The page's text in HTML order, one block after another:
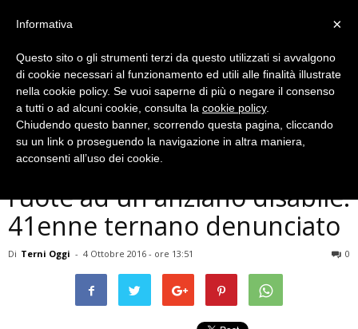
Cronaca
Terni, ruba bicicletta a 3
ruote ad un anziano disabile:
41enne ternano denunciato
Di Terni Oggi - 4 Ottobre 2016 - ore 13:51 0
×
Informativa
Questo sito o gli strumenti terzi da questo utilizzati si avvalgono
di cookie necessari al funzionamento ed utili alle finalità illustrate
nella cookie policy. Se vuoi saperne di più o negare il consenso
a tutti o ad alcuni cookie, consulta la cookie policy.
Chiudendo questo banner, scorrendo questa pagina, cliccando
su un link o proseguendo la navigazione in altra maniera,
acconsenti all’uso dei cookie.